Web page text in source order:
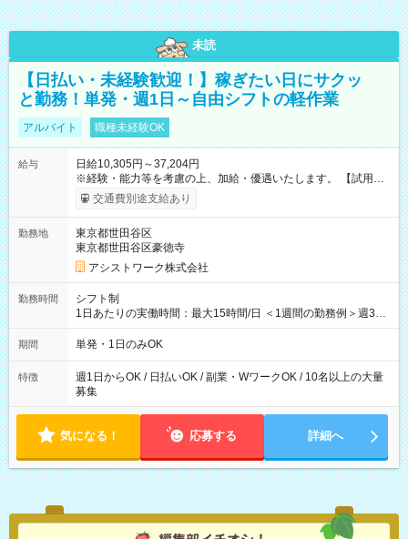
未読
【日払い・未経験歓迎！】稼ぎたい日にサクッ
と勤務！単発・週1日～自由シフトの軽作業
アルバイト 職種未経験OK
給与
日給10,305円～37,204円
※経験・能力等を考慮の上、加給・優遇いたします。 【試用期
間】試用期間なし
交通費別途支給あり
勤務地
東京都世田谷区
東京都世田谷区豪徳寺
アシストワーク株式会社
勤務時間
シフト制
1日あたりの実働時間：最大15時間/日 ＜1週間の勤務例＞週3回
勤務 勤務：月・水・金 休み：火・木・土・日 好きな時にお仕事
可能です！ ※1日あたりの最大実働時間は日勤、夜勤共に勤務し
期間 単発・1日のみOK
特徴
週1日からOK / 日払いOK / 副業・WワークOK / 10名以上の大量
募集
気になる！ 応募する 詳細へ